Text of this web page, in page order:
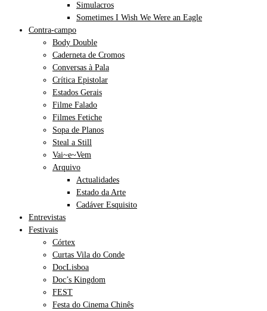
Simulacros
Sometimes I Wish We Were an Eagle
Contra-campo
Body Double
Caderneta de Cromos
Conversas à Pala
Crítica Epistolar
Estados Gerais
Filme Falado
Filmes Fetiche
Sopa de Planos
Steal a Still
Vai~e~Vem
Arquivo
Actualidades
Estado da Arte
Cadáver Esquisito
Entrevistas
Festivais
Córtex
Curtas Vila do Conde
DocLisboa
Doc’s Kingdom
FEST
Festa do Cinema Chinês